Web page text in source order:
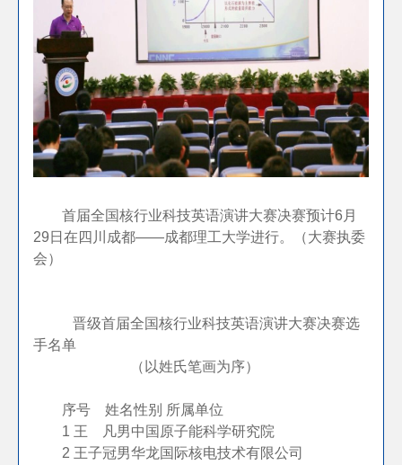
首届全国核行业科技英语演讲大赛决赛预计6月
29日在四川成都——成都理工大学进行。（大赛执委
会）
晋级首届全国核行业科技英语演讲大赛决赛选
手名单
（以姓氏笔画为序）
序号姓名性别 所属单位
1 王 凡男中国原子能科学研究院
2 王子冠男华龙国际核电技术有限公司